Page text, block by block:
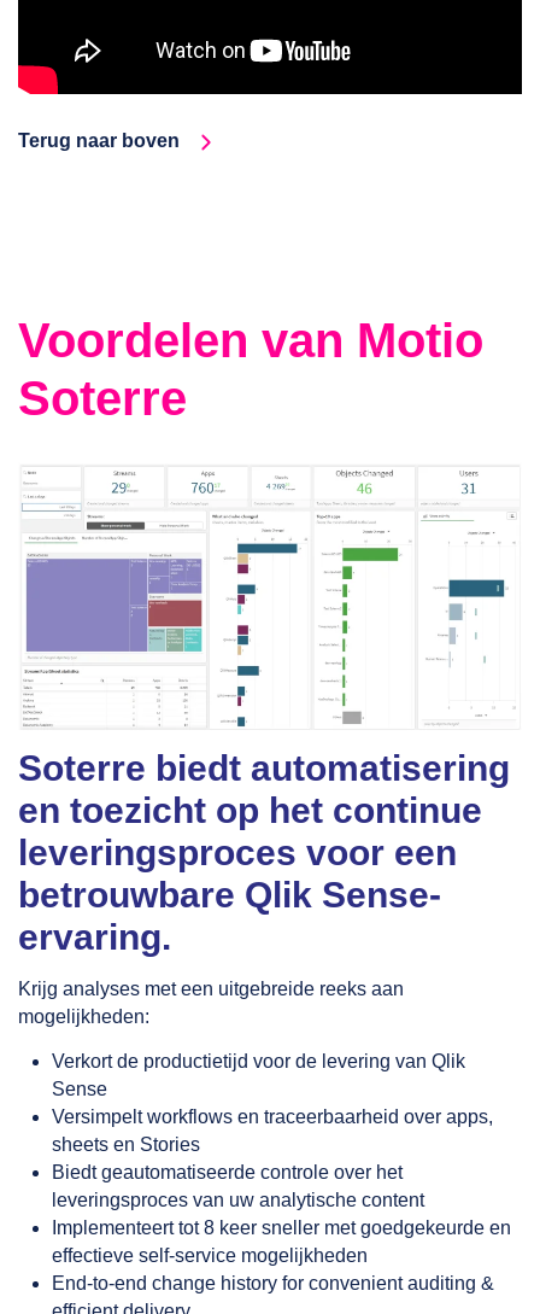
Terug naar boven
Voordelen van Motio
Soterre
Soterre biedt automatisering
en toezicht op het continue
leveringsproces voor een
betrouwbare Qlik Sense-
ervaring.
Krijg analyses met een uitgebreide reeks aan
mogelijkheden:
Verkort de productietijd voor de levering van Qlik
Sense
Versimpelt workflows en traceerbaarheid over apps,
sheets en Stories
Biedt geautomatiseerde controle over het
leveringsproces van uw analytische content
Implementeert tot 8 keer sneller met goedgekeurde en
effectieve self-service mogelijkheden
End-to-end change history for convenient auditing &